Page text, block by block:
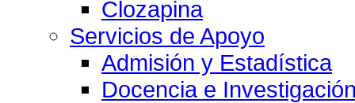
Clozapina
Servicios de Apoyo
Admisión y Estadística
Docencia e